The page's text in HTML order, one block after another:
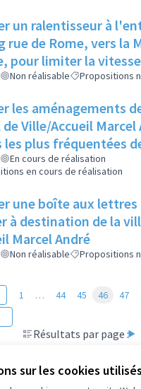
sur les cookies
un ralentisseur à
rue de Rome, vers la
pour limiter la
Non réalisable Propositions
les aménagements
Ville/Accueil Marcel
les plus fréquentées
la place de la Poste, le
et lycées...
En cours de réalisation
en cours de réalisation
une boîte aux lettres
à destination de la
Marcel André
Non réalisable Propositions
Résultats par page :
1 … 44 45 46 47